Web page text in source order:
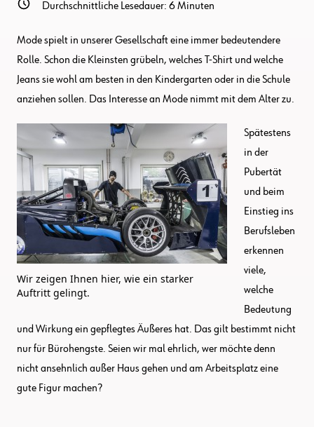
Durchschnittliche Lesedauer: 6Minuten
Mode spielt in unserer Gesellschaft eine immer bedeutendere
Rolle. Schon die Kleinsten grübeln, welches T-Shirt und welche
Jeans sie wohl am besten in den Kindergarten oder in die Schule
anziehen sollen. Das Interesse an Mode nimmt mit dem Alter zu.
Wir zeigen Ihnen hier, wie ein starker
Auftritt gelingt.
Spätestens
in der
Pubertät
und beim
Einstieg ins
Berufsleben
erkennen
viele,
welche
Bedeutung
und Wirkung ein gepflegtes Äußeres hat. Das gilt bestimmt nicht
nur für Bürohengste. Seien wir mal ehrlich, wer möchte denn
nicht ansehnlich außer Haus gehen und am Arbeitsplatz eine
gute Figur machen?